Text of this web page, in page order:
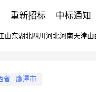
重新招标 中标通知
山东湖北四川 河北河南天津山
省 鹰潭市